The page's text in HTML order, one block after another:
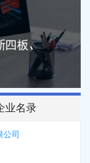
业名录
公司